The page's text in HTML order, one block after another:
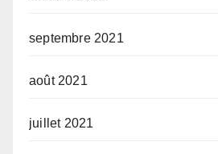
septembre 2021
août 2021
juillet 2021